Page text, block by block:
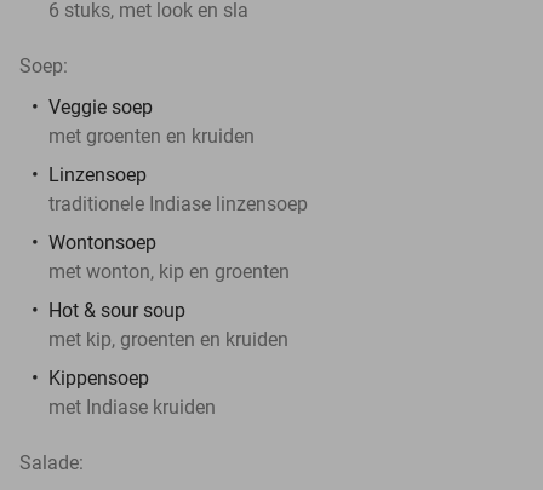
6 stuks, met look en sla
Soep:
Veggie soep
met groenten en kruiden
Linzensoep
traditionele Indiase linzensoep
Wontonsoep
met wonton, kip en groenten
Hot & sour soup
met kip, groenten en kruiden
Kippensoep
met Indiase kruiden
Salade: